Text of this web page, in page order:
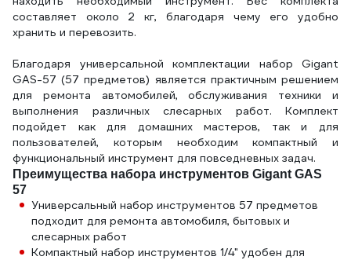
составляет около 2 кг, благодаря чему его удобно
хранить и перевозить.
Благодаря универсальной комплектации набор Gigant
GAS-57 (57 предметов) является практичным решением
для ремонта автомобилей, обслуживания техники и
выполнения различных слесарных работ. Комплект
подойдет как для домашних мастеров, так и для
пользователей, которым необходим компактный и
функциональный инструмент для повседневных задач.
Преимущества набора инструментов Gigant GAS
57
Универсальный набор инструментов 57 предметов
подходит для ремонта автомобиля, бытовых и
слесарных работ
Компактный набор инструментов 1/4" удобен для